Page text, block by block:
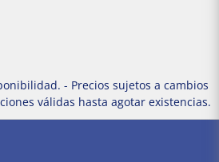
- Precios sujetos a cambios
válidas hasta agotar existencias.